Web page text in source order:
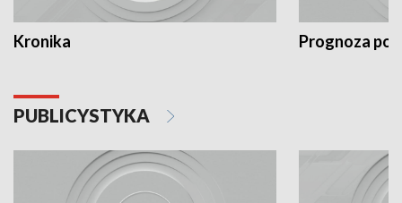
Kronika Prognoza
PUBLICYSTYKA